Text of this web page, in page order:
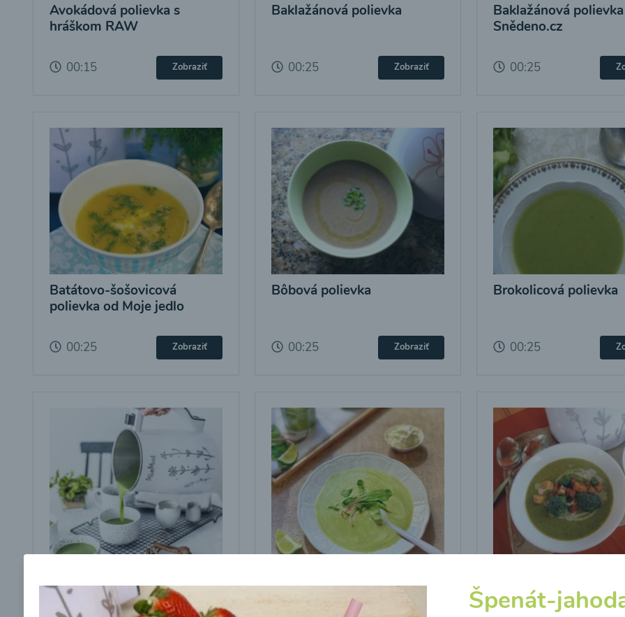
Avokádová polievka s
hráškom RAW
00:15 Zobraziť
Baklažánová polievka
00:25 Zobraziť
Baklažánová
Snědeno.cz
00:25
Batátovo-šošovicová
polievka od Moje jedlo
00:25 Zobraziť
Bôbová polievka
00:25 Zobraziť
Brokolicová polievka
00:25
cesnakom od LaPetit
cviklovými listami
krutónmi z tofu od
Snědeno.cz
Špenát-